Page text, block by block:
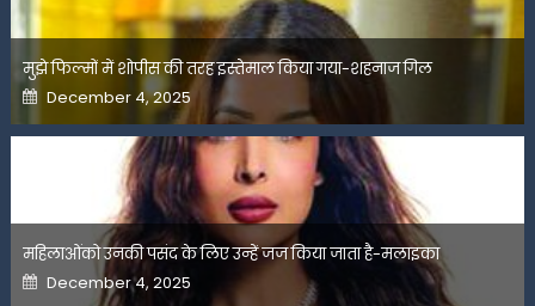
मुझे फिल्मों में शोपीस की तरह इस्तेमाल किया गया-शहनाज गिल
Posted
on
December 4, 2025
महिलाओंको उनकी पसंद के लिए उन्हें जज किया जाता है-मलाइका
Posted
on
December 4, 2025